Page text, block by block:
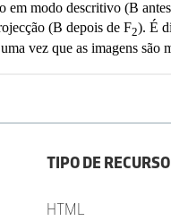
TIPO DE RECURSO
HTML